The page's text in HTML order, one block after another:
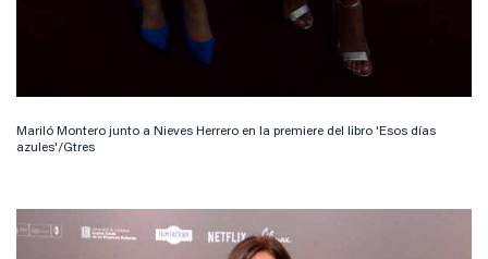
Mariló Montero junto a Nieves Herrero en la premiere del libro 'Esos días
azules'/Gtres